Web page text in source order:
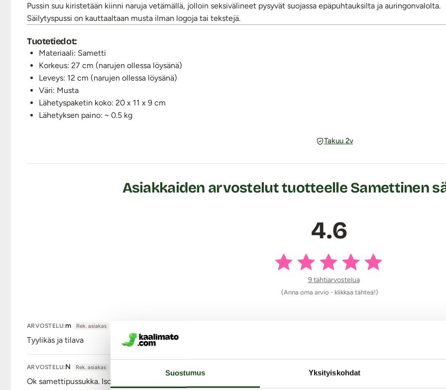
Suostumus Yksityiskohdat
Pussin suu kiristetään kiinni naruja vetämällä, jolloin seksivälineet pysyvät suojassa epäpuhtauksilta ja auringonvalolta.
Säilytyspussi on kauttaaltaan musta ilman logoja tai tekstejä.
Tuotetiedot:
Materiaali: Sametti
Korkeus: 27 cm (narujen ollessa löysänä)
Leveys: 12 cm (narujen ollessa löysänä)
Väri: Musta
Lähetyspaketin koko: 20 x 11 x 9 cm
Lähetyksen paino: ~ 0.5 kg
Takuu 2v
Asiakkaiden arvostelut tuotteelle Samettinen
4.6
9 tähtiarvostelua
(Anna oma arvio - klikkaa tähteä!)
ARVOSTELU:m Rek. asiakas
Tyylikäs ja tilava
ARVOSTELU:N Rek. asiakas
Ok samettipussukka. Iso, mutta olisi voinut olla hieman leveämpikin.